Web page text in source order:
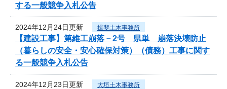
する一般競争入札公告
2024年12月24日更新 揖斐土木事務所
【建設工事】第維工崩落－2号 県単 崩落決壊防止
（暮らしの安全・安心確保対策）（債務）工事に関す
る一般競争入札公告
2024年12月23日更新 大垣土木事務所